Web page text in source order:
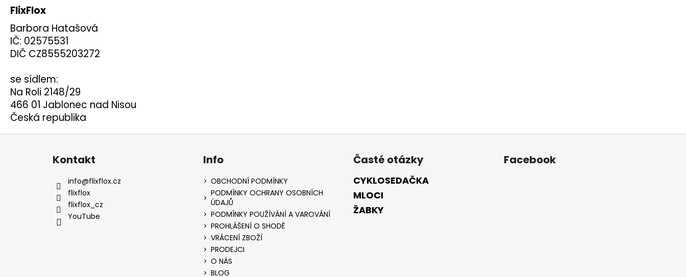
FlixFlox
Barbora Hatašová
IČ: 02575531
DIČ CZ8555203272
se sídlem:
Na Roli 2148/29
466 01 Jablonec nad Nisou
Česká republika
Z
Kontakt
info@flixflox.cz
flixflox
flixflox_cz
YouTube
Info
OBCHODNÍ PODMÍNKY
PODMÍNKY OCHRANY OSOBNÍCH
ÚDAJŮ
PODMÍNKY POUŽÍVÁNÍ A VAROVÁNÍ
PROHLÁŠENÍ O SHODĚ
VRÁCENÍ ZBOŽÍ
PRODEJCI
O NÁS
BLOG
Časté otázky
CYKLOSEDAČKA
MLOCI
ŽABKY
Facebook